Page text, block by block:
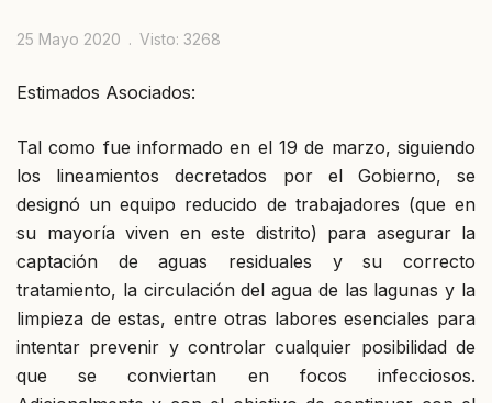
25 Mayo 2020 Visto: 3268
Estimados Asociados:
Tal como fue informado en el 19 de marzo, siguiendo
los lineamientos decretados por el Gobierno, se
designó un equipo reducido de trabajadores (que en
su mayoría viven en este distrito) para asegurar la
captación de aguas residuales y su correcto
tratamiento, la circulación del agua de las lagunas y la
limpieza de estas, entre otras labores esenciales para
intentar prevenir y controlar cualquier posibilidad de
que se conviertan en focos infecciosos.